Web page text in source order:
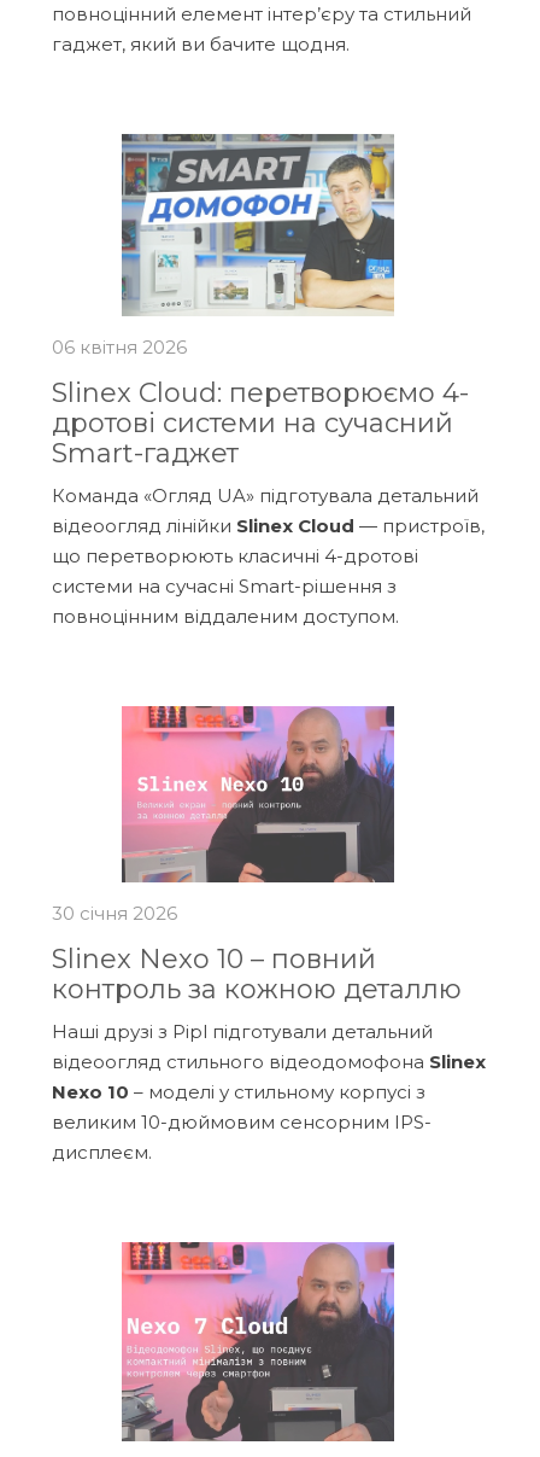
повноцінний елемент інтер’єру та стильний
гаджет, який ви бачите щодня.
06 квітня 2026
Slinex Cloud: перетворюємо 4-
дротові системи на сучасний
Smart-гаджет
Команда «Огляд UA» підготувала детальний
відеоогляд лінійки Slinex Cloud — пристроїв,
що перетворюють класичні 4-дротові
системи на сучасні Smart-рішення з
повноцінним віддаленим доступом.
30 січня 2026
Slinex Nexo 10 – повний
контроль за кожною деталлю
Наші друзі з Pipl підготували детальний
відеоогляд стильного відеодомофона Slinex
Nexo 10 – моделі у стильному корпусі з
великим 10-дюймовим сенсорним IPS-
дисплеєм.